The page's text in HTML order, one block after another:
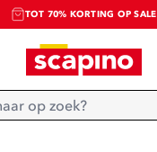
TOT 70% KORTING OP SALE
SALE: LAATSTE KANS!
SHOP NIEUW
Home